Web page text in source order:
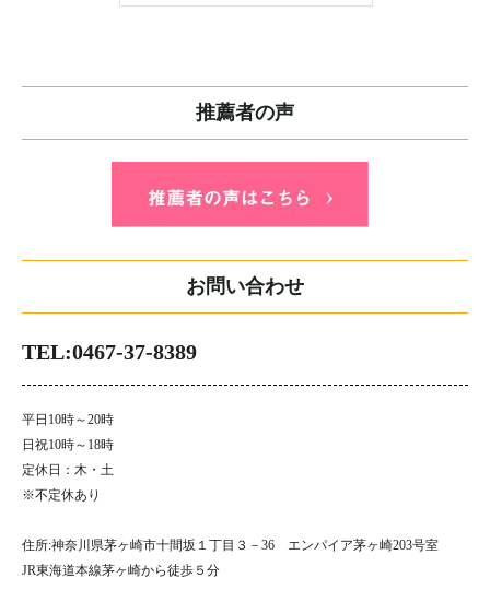
推薦者の声
お問い合わせ
TEL:0467-37-8389
平日10時～20時
日祝10時～18時
定休日：木・土
※不定休あり
住所:神奈川県茅ヶ崎市十間坂１丁目３－36 エンパイア茅ヶ崎203号室
JR東海道本線茅ヶ崎から徒歩５分